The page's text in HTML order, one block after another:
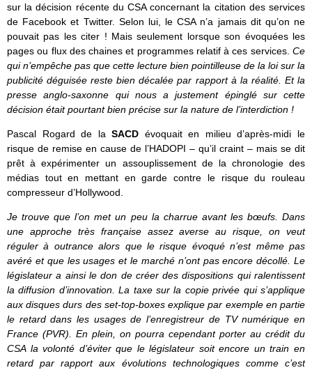
sur la décision récente du CSA concernant la citation des services
de Facebook et Twitter. Selon lui, le CSA n’a jamais dit qu’on ne
pouvait pas les citer ! Mais seulement lorsque son évoquées les
pages ou flux des chaines et programmes relatif à ces services. Ce
qui n’empêche pas que cette lecture bien pointilleuse de la loi sur la
publicité déguisée reste bien décalée par rapport à la réalité. Et la
presse anglo-saxonne qui nous a justement épinglé sur cette
décision était pourtant bien précise sur la nature de l’interdiction !
Pascal Rogard de laSACD évoquait en milieu d’après-midi le
risque de remise en cause de l’HADOPI – qu’il craint – mais se dit
prêt à expérimenter un assouplissement de la chronologie des
médias tout en mettant en garde contre le risque du rouleau
compresseur d’Hollywood.
Je trouve que l’on met un peu la charrue avant les bœufs. Dans
une approche très française assez averse au risque, on veut
réguler à outrance alors que le risque évoqué n’est même pas
avéré et que les usages et le marché n’ont pas encore décollé. Le
législateur a ainsi le don de créer des dispositions qui ralentissent
la diffusion d’innovation. La taxe sur la copie privée qui s’applique
aux disques durs des set-top-boxes explique par exemple en partie
le retard dans les usages de l’enregistreur de TV numérique en
France (PVR). En plein, on pourra cependant porter au crédit du
CSA la volonté d’éviter que le législateur soit encore un train en
retard par rapport aux évolutions technologiques comme c’est